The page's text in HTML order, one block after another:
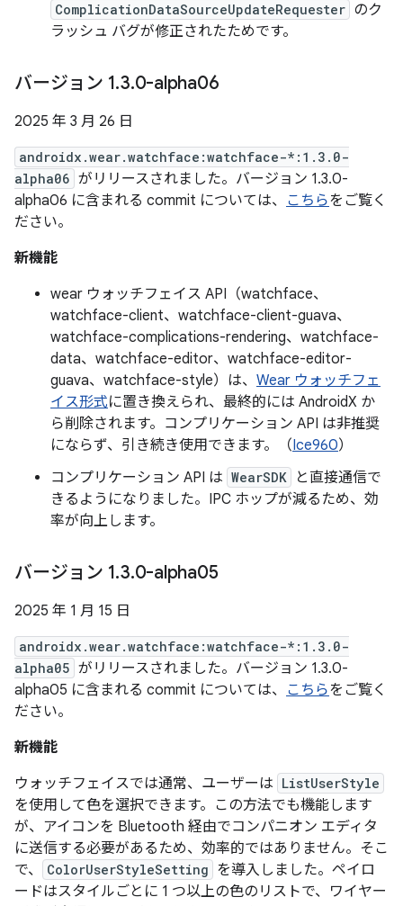
ComplicationDataSourceUpdateRequester のク
ラッシュ バグが修正されたためです。
バージョン 1.3.0-alpha06
2025 年 3 月 26 日
androidx.wear.watchface:watchface-*:1.3.0-
alpha06 がリリースされました。バージョン 1.3.0-
alpha06 に含まれる commit については、 こちらをご覧く
ださい。
新機能
wear ウォッチフェイス API（watchface、
watchface-client、watchface-client-guava、
watchface-complications-rendering、watchface-
data、watchface-editor、watchface-editor-
guava、watchface-style）は、 Wear ウォッチフェ
イス形式に置き換えられ、最終的には AndroidX か
ら削除されます。コンプリケーション API は非推奨
にならず、引き続き使用できます。（Ice960）
コンプリケーション API は WearSDK
と直接通信で
きるようになりました。IPC ホップが減るため、効
率が向上します。
バージョン 1.3.0-alpha05
2025 年 1 月 15 日
androidx.wear.watchface:watchface-*:1.3.0-
alpha05 がリリースされました。バージョン 1.3.0-
alpha05 に含まれる commit については、 こちらをご覧く
ださい。
新機能
ウォッチフェイスでは通常、ユーザーは ListUserStyle
を使用して色を選択できます。この方法でも機能します
が、アイコンを Bluetooth 経由でコンパニオン エディタ
に送信する必要があるため、効率的ではありません。そこ
で、
ColorUserStyleSetting を導入しました。ペイロ
ードはスタイルごとに 1 つ以上の色のリストで、ワイヤー